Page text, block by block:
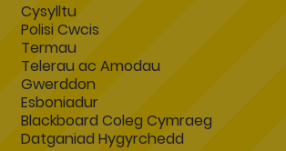
Cysylltu
Polisi Cwcis
Termau
Telerau ac Amodau
Gwerddon
Esboniadur
Blackboard Coleg Cymraeg
Datganiad Hygyrchedd